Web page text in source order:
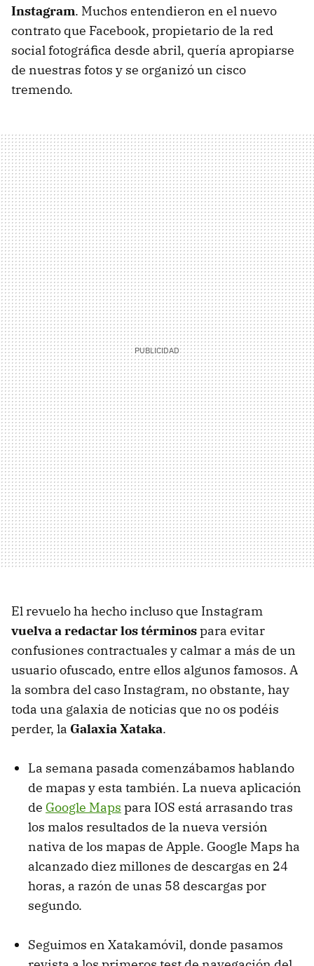
Instagram. Muchos entendieron en el nuevo
contrato que Facebook, propietario de la red
social fotográfica desde abril, quería apropiarse
de nuestras fotos y se organizó un cisco
tremendo.
El revuelo ha hecho incluso que Instagram
vuelva a redactar los términospara evitar
confusiones contractuales y calmar a más de un
usuario ofuscado, entre ellos algunos famosos. A
la sombra del caso Instagram, no obstante, hay
toda una galaxia de noticias que no os podéis
perder, la Galaxia Xataka.
La semana pasada comenzábamos hablando
de mapas y esta también. La nueva aplicación
de Google Maps para IOS está arrasando tras
los malos resultados de la nueva versión
nativa de los mapas de Apple. Google Maps ha
alcanzado diez millones de descargas en 24
horas, a razón de unas 58 descargas por
segundo.
Seguimos en Xatakamóvil, donde pasamos